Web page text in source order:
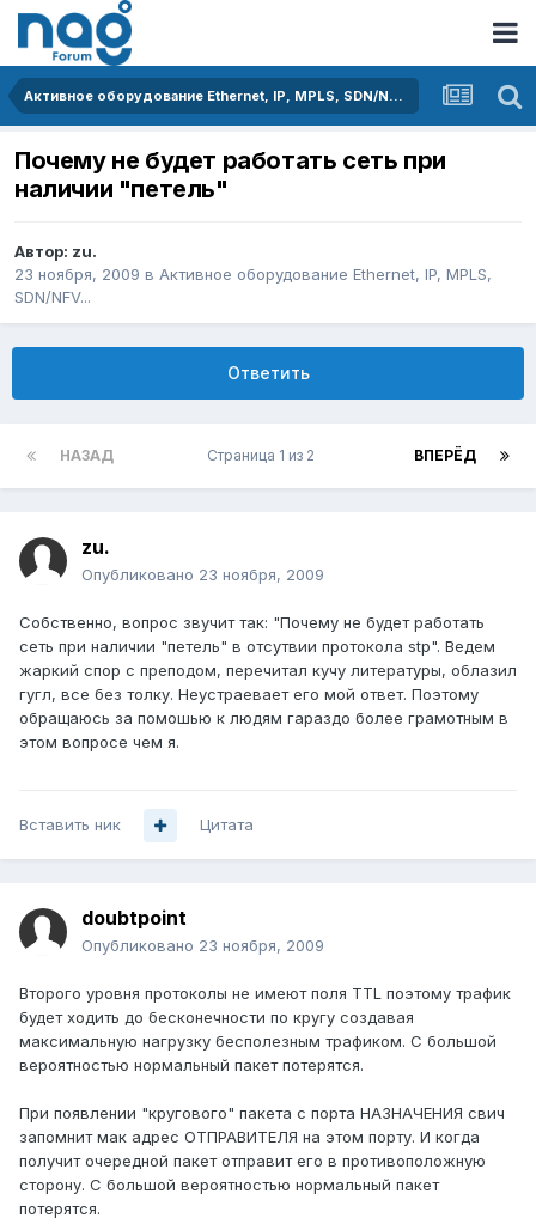
Активное оборудование Ethernet, IP, MPLS, SDN/NFV...
Почему не будет работать сеть при
наличии "петель"
Автор: zu.
23 ноября, 2009 в Активное оборудование Ethernet, IP, MPLS,
SDN/NFV...
Ответить
НАЗАД ВПЕРЁД
Страница 1 из 2
zu.
Опубликовано 23 ноября, 2009
Собственно, вопрос звучит так: "Почему не будет работать
сеть при наличии "петель" в отсутвии протокола stp". Ведем
жаркий спор с преподом, перечитал кучу литературы, облазил
гугл, все без толку. Неустраевает его мой ответ. Поэтому
обращаюсь за помошью к людям гараздо более грамотным в
этом вопросе чем я.
Вставить ник Цитата
doubtpoint
Опубликовано 23 ноября, 2009
Второго уровня протоколы не имеют поля TTL поэтому трафик
будет ходить до бесконечности по кругу создавая
максимальную нагрузку бесполезным трафиком. С большой
вероятностью нормальный пакет потерятся.
При появлении "кругового" пакета с порта НАЗНАЧЕНИЯ свич
запомнит мак адрес ОТПРАВИТЕЛЯ на этом порту. И когда
получит очередной пакет отправит его в противоположную
сторону. С большой вероятностью нормальный пакет
потерятся.